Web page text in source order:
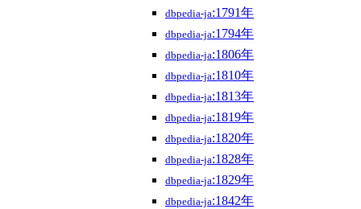
dbpedia-ja:1791年
dbpedia-ja:1794年
dbpedia-ja:1806年
dbpedia-ja:1810年
dbpedia-ja:1813年
dbpedia-ja:1819年
dbpedia-ja:1820年
dbpedia-ja:1828年
dbpedia-ja:1829年
dbpedia-ja:1842年